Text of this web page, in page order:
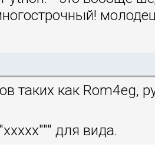
таких как Rom4eg,
для вида.